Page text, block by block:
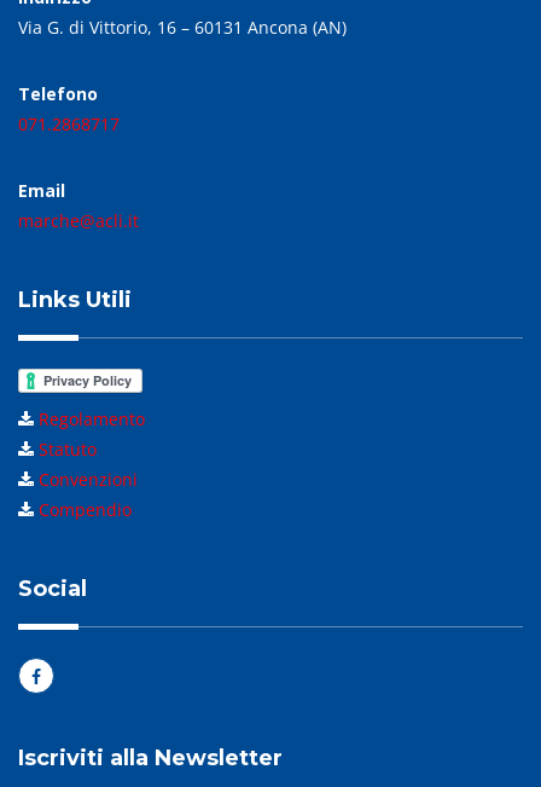
Via G. di Vittorio, 16 – 60131 Ancona (AN)
Telefono
071.2868717
Email
marche@acli.it
Links Utili
Regolamento
Statuto
Convenzioni
Compendio
Social
Iscriviti alla Newsletter